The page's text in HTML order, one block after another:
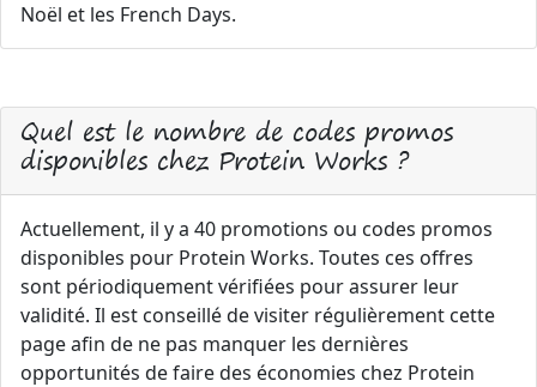
Noël et les French Days.
Quel est le nombre de codes promos
disponibles chez Protein Works ?
Actuellement, il y a 40 promotions ou codes promos
disponibles pour Protein Works. Toutes ces offres
sont périodiquement vérifiées pour assurer leur
validité. Il est conseillé de visiter régulièrement cette
page afin de ne pas manquer les dernières
opportunités de faire des économies chez Protein